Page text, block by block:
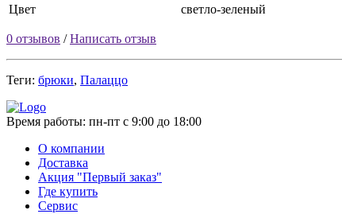
Цвет
светло-зеленый
0 отзывов /Написать отзыв
Теги: брюки, Палаццо
Время работы: пн-пт с 9:00 до 18:00
О компании
Доставка
Акция "Первый заказ"
Где купить
Сервис